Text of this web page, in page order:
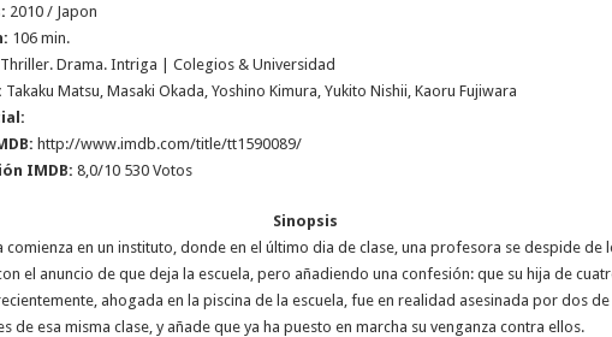
2010 / Japon
106 min.
Thriller. Drama. Intriga | Colegios & Universidad
Takaku Matsu, Masaki Okada, Yoshino Kimura, Yukito Nishii, Kaoru Fujiwara
http://www.imdb.com/title/tt1590089/
IMDB: 8,0/10 530 Votos
Sinopsis
comienza en un instituto, donde en el último dia de clase, una profesora se despide de
el anuncio de que deja la escuela, pero añadiendo una confesión: que su hija de
ahogada en la piscina de la escuela, fue en realidad asesinada por dos de
de esa misma clase, y añade que ya ha puesto en marcha su venganza contra ellos.